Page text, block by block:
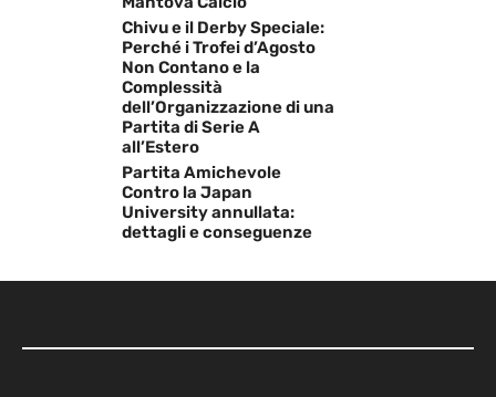
Chivu e il Derby Speciale:
Perché i Trofei d’Agosto
Non Contano e la
Complessità
dell’Organizzazione di una
Partita di Serie A
all’Estero
Partita Amichevole
Contro la Japan
University annullata:
dettagli e conseguenze